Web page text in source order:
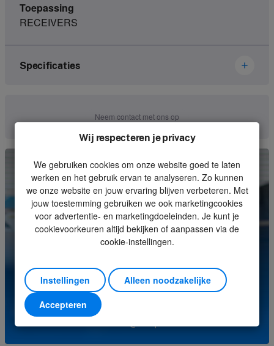
Toepassing
RECEIVERS
Specificaties
2305375
Soort
Receiver
Eenheid
Stuk
Minimale bestelhoeveelheid
1
Orderveelvoud
1
Neem contact met ons op
Heeft u vragen over dit product? Neem contact op met
(+31) (0)252-227070
Wij respecteren je privacy
We gebruiken cookies om onze website goed te laten
werken en het gebruik ervan te analyseren. Zo kunnen
we onze website en jouw ervaring blijven verbeteren. Met
jouw toestemming gebruiken we ook marketingcookies
voor advertentie- en marketingdoeleinden. Je kunt je
cookievoorkeuren altijd bekijken of aanpassen via de
cookie-instellingen.
Instellingen
Alleen noodzakelijke
Accepteren